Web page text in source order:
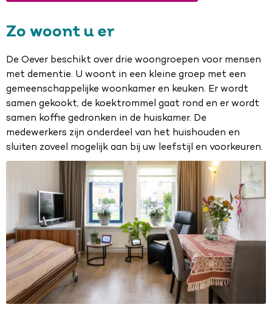
Zo woont u er
De Oever beschikt over drie woongroepen voor mensen
met dementie. U woont in een kleine groep met een
gemeenschappelijke woonkamer en keuken. Er wordt
samen gekookt, de koektrommel gaat rond en er wordt
samen koffie gedronken in de huiskamer. De
medewerkers zijn onderdeel van het huishouden en
sluiten zoveel mogelijk aan bij uw leefstijl en voorkeuren.